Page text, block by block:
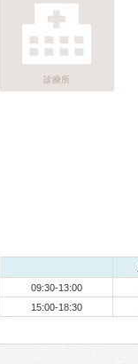
診療所
09:30-13:00
15:00-18:30